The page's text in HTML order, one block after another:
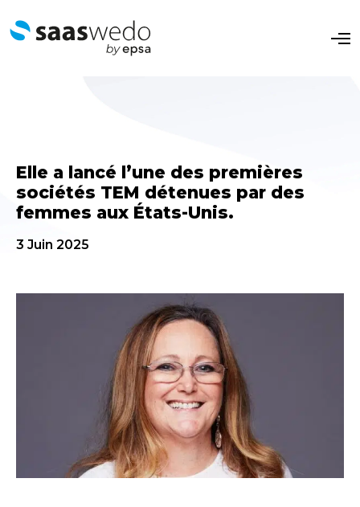
O
Elle a lancé l’une des premières
sociétés TEM détenues par des
femmes aux États-Unis.
3 Juin 2025